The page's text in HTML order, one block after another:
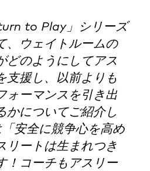
to Play」シリーズ
、ウェイトルームの
どのようにしてアス
支援し、以前よりも
ォーマンスを引き出
かについてご紹介し
安全に競争心を高め
リートは生まれつき
！コーチもアスリー